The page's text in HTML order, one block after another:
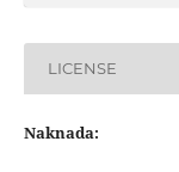
LICENSE
Naknada: